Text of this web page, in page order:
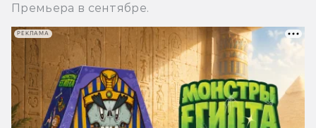
Премьера в сентябре.
РЕКЛАМА